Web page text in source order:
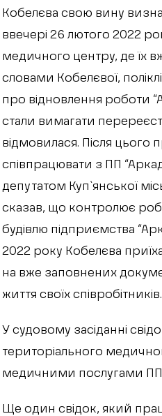
Кобелєва свою вину
ввечері 26 лютого 2022
медичного центру, де їх
словами Кобелєвої,
про відновлення роботи
стали вимагати
відмовилася. Після цього
співпрацювати з ПП
депутатом Куп`янської
сказав, що контролює
будівлю підприємства
2022 року Кобелєва
на вже заповнених
життя своїх
У судовому засіданні
територіального
медичними послугами ПП
Ще один свідок, який